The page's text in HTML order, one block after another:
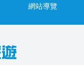
網站導覽